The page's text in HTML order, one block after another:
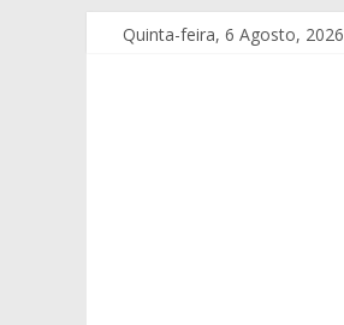
Quinta-feira, 6 Agosto, 2026